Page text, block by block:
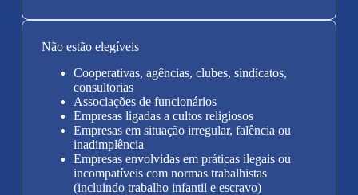
Não estão elegíveis
Cooperativas, agências, clubes, sindicatos,
consultorias
Associações de funcionários
Empresas ligadas a cultos religiosos
Empresas em situação irregular, falência ou
inadimplência
Empresas envolvidas em práticas ilegais ou
incompatíveis com normas trabalhistas
(incluindo trabalho infantil e escravo)